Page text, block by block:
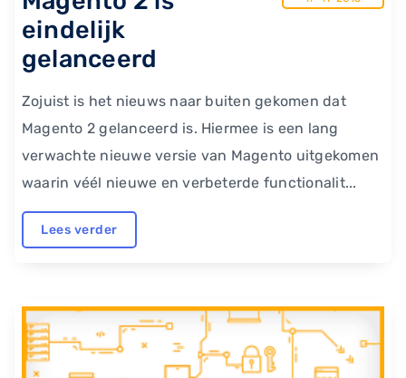
eindelijk
gelanceerd
Zojuist is het nieuws naar buiten gekomen dat
Magento 2 gelanceerd is. Hiermee is een lang
verwachte nieuwe versie van Magento uitgekomen
waarin véél nieuwe en verbeterde functionalit...
Lees verder